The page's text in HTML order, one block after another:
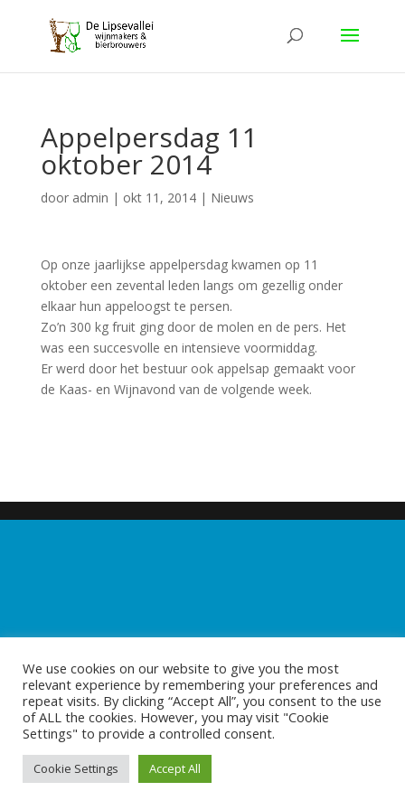
Appelpersdag 11
oktober 2014
door admin | okt 11, 2014| Nieuws
Op onze jaarlijkse appelpersdag kwamen op 11
oktober een zevental leden langs om gezellig onder
elkaar hun appeloogst te persen.
Zo’n 300 kg fruit ging door de molen en de pers. Het
was een succesvolle en intensieve voormiddag.
Er werd door het bestuur ook appelsap gemaakt voor
de Kaas- en Wijnavond van de volgende week.
We use cookies on our website to give you the most
relevant experience by remembering your preferences and
repeat visits. By clicking “Accept All”, you consent to the use
of ALL the cookies. However, you may visit "Cookie
Settings" to provide a controlled consent.
Cookie Settings Accept All